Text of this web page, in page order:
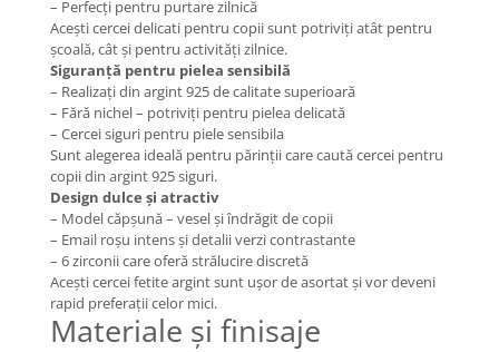
semiprețioase
Brățări elastice cu pietre
semiprețioase
BRĂȚĂRI DE PICIOR
Brățări de picior din Aur
Brățări de picior din Argint
COLIERE
Coliere cu mărgele colorate și
Argint
Coliere cu pietre semiprețioase
– Perfecți pentru purtare zilnică
Acești cercei delicati pentru copii sunt potriviți atât pentru
școală, cât și pentru activități zilnice.
Siguranță pentru pielea sensibilă
– Realizați din argint 925 de calitate superioară
– Fără nichel – potriviți pentru pielea delicată
– Cercei siguri pentru piele sensibila
Sunt alegerea ideală pentru părinții care caută cercei pentru
copii din argint 925 siguri.
Design dulce și atractiv
– Model căpșună – vesel și îndrăgit de copii
– Email roșu intens și detalii verzi contrastante
– 6 zirconii care oferă strălucire discretă
Acești cercei fetite argint sunt ușor de asortat și vor deveni
rapid preferații celor mici.
Materiale și finisaje